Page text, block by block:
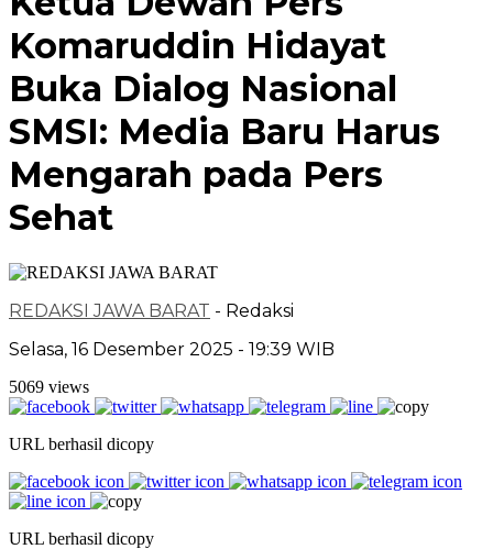
Komaruddin Hidayat
Buka Dialog Nasional
SMSI: Media Baru Harus
Mengarah pada Pers
Sehat
REDAKSI JAWA BARAT - Redaksi
Selasa, 16 Desember 2025 - 19:39 WIB
5069 views
URL berhasil dicopy
URL berhasil dicopy